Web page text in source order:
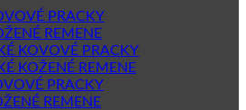
PRACKY
REMENE
KOVOVÉ PRACKY
KOŽENÉ REMENE
PRACKY
REMENE